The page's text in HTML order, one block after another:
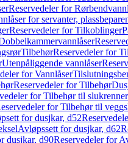
Reservedeler for
for servanter,
Reservedeler for Tilkoblinger
TilbehørReservedeler for
Utenpåliggende vannlåser
for Vannlåser
Reservedeler for Tilbehør
for Tilbehør til slukrenner
for Tilbehør til
for dusjkar, d52
Avløpssett for dusjkar, d62
dusjkar, d90Reservedeler for